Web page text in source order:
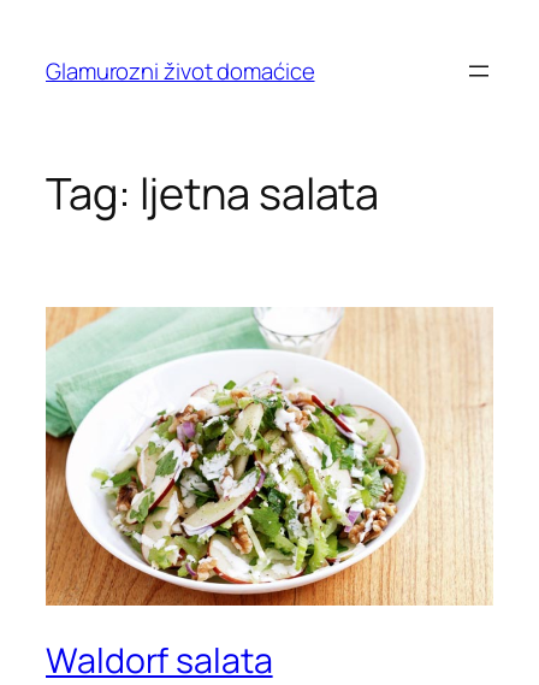
content
Glamurozni život domaćice
Tag: ljetna salata
Waldorf salata